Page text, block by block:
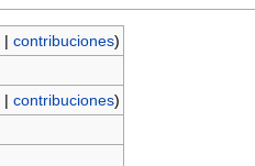
| contribuciones)
| contribuciones)